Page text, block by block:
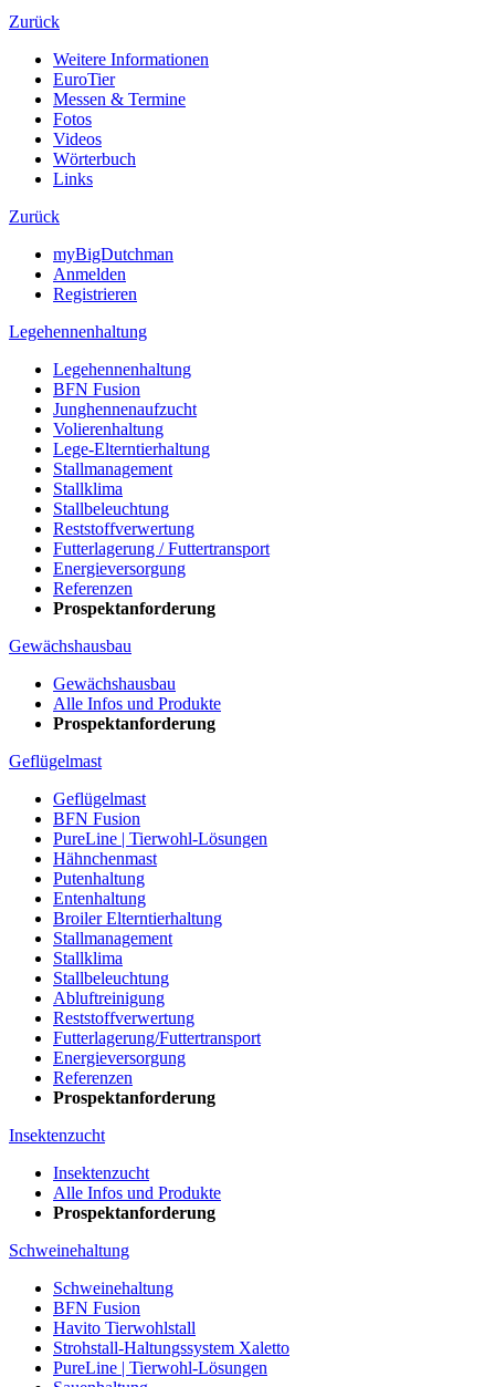
Zurück
Weitere Informationen
EuroTier
Messen & Termine
Fotos
Videos
Wörterbuch
Links
Zurück
myBigDutchman
Anmelden
Registrieren
Legehennenhaltung
Legehennenhaltung
BFN Fusion
Junghennenaufzucht
Volierenhaltung
Lege-Elterntierhaltung
Stallmanagement
Stallklima
Stallbeleuchtung
Reststoffverwertung
Futterlagerung / Futtertransport
Energieversorgung
Referenzen
Prospektanforderung
Gewächshausbau
Gewächshausbau
Alle Infos und Produkte
Prospektanforderung
Geflügelmast
Geflügelmast
BFN Fusion
PureLine | Tierwohl-Lösungen
Hähnchenmast
Putenhaltung
Entenhaltung
Broiler Elterntierhaltung
Stallmanagement
Stallklima
Stallbeleuchtung
Abluftreinigung
Reststoffverwertung
Futterlagerung/Futtertransport
Energieversorgung
Referenzen
Prospektanforderung
Insektenzucht
Insektenzucht
Alle Infos und Produkte
Prospektanforderung
Schweinehaltung
Schweinehaltung
BFN Fusion
Havito Tierwohlstall
Strohstall-Haltungssystem Xaletto
PureLine | Tierwohl-Lösungen